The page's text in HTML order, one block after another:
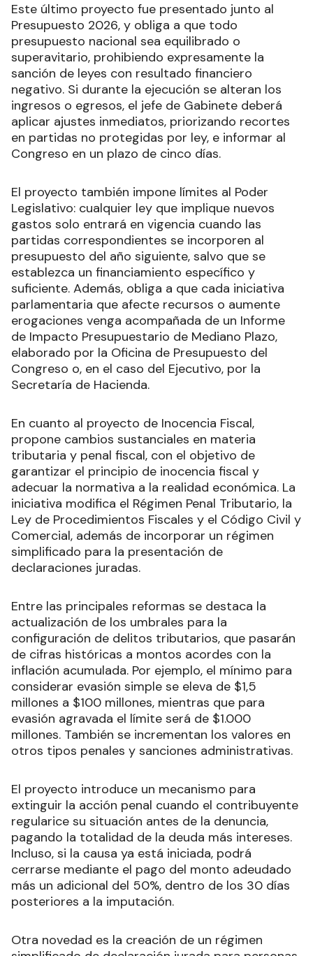
Este último proyecto fue presentado junto al
Presupuesto 2026, y obliga a que todo
presupuesto nacional sea equilibrado o
superavitario, prohibiendo expresamente la
sanción de leyes con resultado financiero
negativo. Si durante la ejecución se alteran los
ingresos o egresos, el jefe de Gabinete deberá
aplicar ajustes inmediatos, priorizando recortes
en partidas no protegidas por ley, e informar al
Congreso en un plazo de cinco días.
El proyecto también impone límites al Poder
Legislativo: cualquier ley que implique nuevos
gastos solo entrará en vigencia cuando las
partidas correspondientes se incorporen al
presupuesto del año siguiente, salvo que se
establezca un financiamiento específico y
suficiente. Además, obliga a que cada iniciativa
parlamentaria que afecte recursos o aumente
erogaciones venga acompañada de un Informe
de Impacto Presupuestario de Mediano Plazo,
elaborado por la Oficina de Presupuesto del
Congreso o, en el caso del Ejecutivo, por la
Secretaría de Hacienda.
En cuanto al proyecto de Inocencia Fiscal,
propone cambios sustanciales en materia
tributaria y penal fiscal, con el objetivo de
garantizar el principio de inocencia fiscal y
adecuar la normativa a la realidad económica. La
iniciativa modifica el Régimen Penal Tributario, la
Ley de Procedimientos Fiscales y el Código Civil y
Comercial, además de incorporar un régimen
simplificado para la presentación de
declaraciones juradas.
Entre las principales reformas se destaca la
actualización de los umbrales para la
configuración de delitos tributarios, que pasarán
de cifras históricas a montos acordes con la
inflación acumulada. Por ejemplo, el mínimo para
considerar evasión simple se eleva de $1,5
millones a $100 millones, mientras que para
evasión agravada el límite será de $1.000
millones. También se incrementan los valores en
otros tipos penales y sanciones administrativas.
El proyecto introduce un mecanismo para
extinguir la acción penal cuando el contribuyente
regularice su situación antes de la denuncia,
pagando la totalidad de la deuda más intereses.
Incluso, si la causa ya está iniciada, podrá
cerrarse mediante el pago del monto adeudado
más un adicional del 50%, dentro de los 30 días
posteriores a la imputación.
Otra novedad es la creación de un régimen